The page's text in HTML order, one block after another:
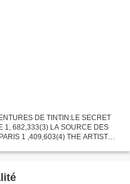
DE TINTIN:LE SECRET
1, 682,333(3) LA SOURCE DES
1 ,409,603(4) THE ARTIST